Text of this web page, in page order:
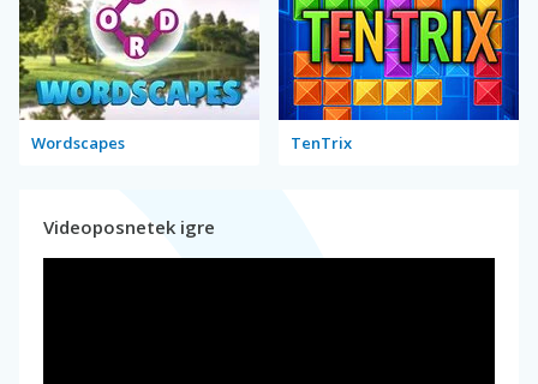
Wordscapes TenTrix
Videoposnetek igre